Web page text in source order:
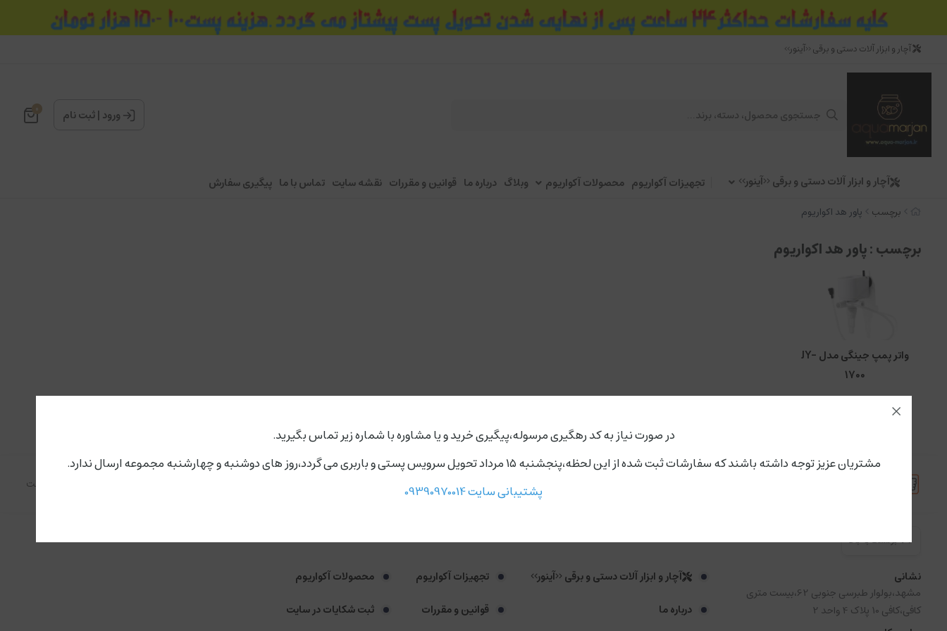
آچار و ابزار آلات دستی و برقی <<آینور>>
ورود |ثبت نام 0
آچار و ابزار آلات دستی و برقی <<آینور>> تجهیزات آکواریوم محصولات آکواریوم وبلاگ درباره ما قوانین و مقررات نقشه سایت تماس با ما پیگیری سفارش
برچسب پاور هد اکواریوم
برچسب: پاور هد اکواریوم
واتر پمپ جینگی مدل JY-
1700
ضمانت بازگشت وجه تضمین بهترین قیمت
برگشت به بالا
نشانی
مشهد،بولوار طبرسی جنوبی 62،بیست متری
کافی،کافی 10 پلاک 4 واحد 2
آچار و ابزار آلات دستی و برقی <<آینور>> تجهیزات آکواریوم
محصولات آکواریوم
درباره ما
قوانین و مقررات ثبت شکایات در سایت
در صورت نیاز به کد رهگیری مرسوله،پیگیری خرید و یا مشاوره با شماره زیر تماس بگیرید.
مشتریان عزیز توجه داشته باشند که سفارشات ثبت شده از این لحظه،پنجشنبه ۱۵ مرداد تحویل سرویس پستی و باربری می گردد،روز های دوشنبه و چهارشنبه مجموعه ارسال ندارد.
پشتیبانی سایت 09390970014